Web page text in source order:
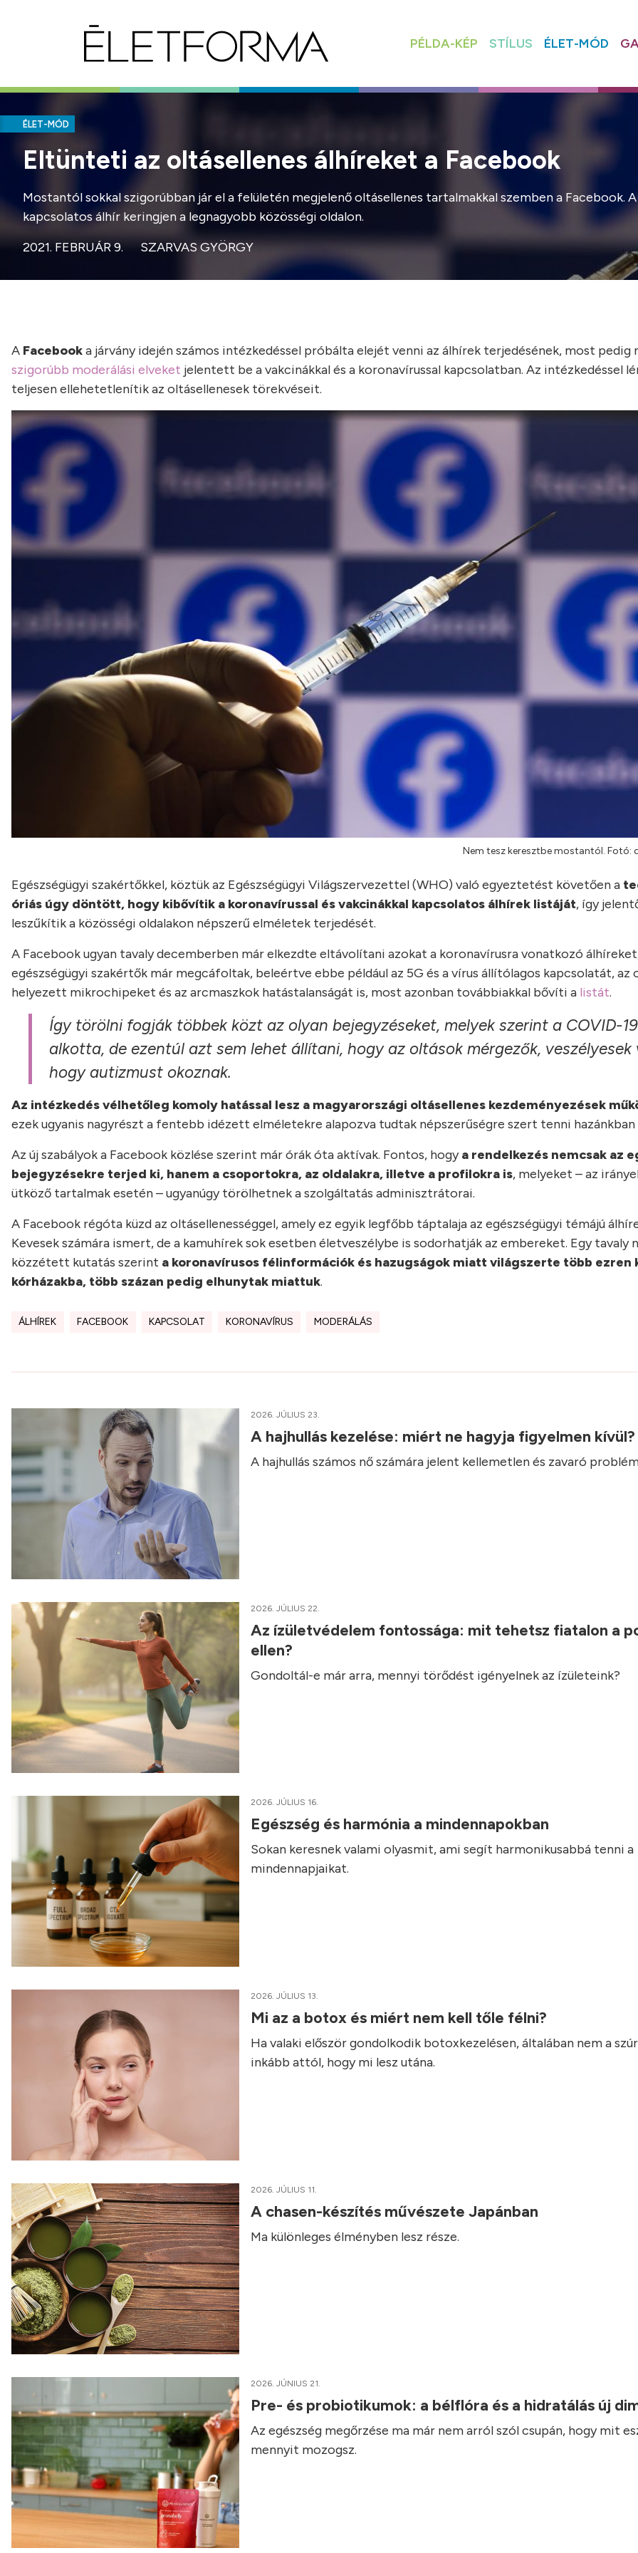
PÉLDA-KÉP STÍLUS ÉLET-MÓD
ÉLET-MÓD
Eltünteti az oltásellenes álhíreket a Facebook
Mostantól sokkal szigorúbban jár el a felületén megjelenő oltásellenes tartalmakkal szemben a Facebook.
kapcsolatos álhír keringjen a legnagyobb közösségi oldalon.
2021. FEBRUÁR 9.
SZARVAS GYÖRGY
A Facebooka járvány idején számos intézkedéssel próbálta elejét venni az álhírek terjedésének, most pedig
szigorúbb moderálási elveket jelentett be a vakcinákkal és a koronavírussal kapcsolatban. Az intézkedéssel
teljesen ellehetetlenítik az oltásellenesek törekvéseit.
Nem tesz keresztbe mostantól. Fotó:
Egészségügyi szakértőkkel, köztük az Egészségügyi Világszervezettel (WHO) való egyeztetést követően a
óriás úgy döntött, hogy kibővítik a koronavírussal és vakcinákkal kapcsolatos álhírek listáját, így
leszűkítik a közösségi oldalakon népszerű elméletek terjedését.
A Facebook ugyan tavaly decemberben már elkezdte eltávolítani azokat a koronavírusra vonatkozó
egészségügyi szakértők már megcáfoltak, beleértve ebbe például az 5G és a vírus állítólagos kapcsolatát, az
helyezett mikrochipeket és az arcmaszkok hatástalanságát is, most azonban továbbiakkal bővíti a listát.
Így törölni fogják többek közt az olyan bejegyzéseket, melyek szerint a COVID-
alkotta, de ezentúl azt sem lehet állítani, hogy az oltások mérgezők, veszélyesek
hogy autizmust okoznak.
Az intézkedés vélhetőleg komoly hatással lesz a magyarországi oltásellenes kezdeményezések
ezek ugyanis nagyrészt a fentebb idézett elméletekre alapozva tudtak népszerűségre szert tenni hazánkban
Az új szabályok a Facebook közlése szerint már órák óta aktívak. Fontos, hogya rendelkezés nemcsak az
bejegyzésekre terjed ki, hanem a csoportokra, az oldalakra, illetve a profilokra is, melyeket – az
ütköző tartalmak esetén – ugyanúgy törölhetnek a szolgáltatás adminisztrátorai.
A Facebook régóta küzd az oltásellenességgel, amely ez egyik legfőbb táptalaja az egészségügyi témájú
Kevesek számára ismert, de a kamuhírek sok esetben életveszélybe is sodorhatják az embereket. Egy tavaly
közzétett kutatás szerint a koronavírusos félinformációk és hazugságok miatt világszerte több ezren
kórházakba, több százan pedig elhunytak miattuk.
ÁLHÍREK FACEBOOK KAPCSOLAT KORONAVÍRUS MODERÁLÁS
2026. JÚLIUS 23.
A hajhullás kezelése: miért ne hagyja figyelmen kívül?
A hajhullás számos nő számára jelent kellemetlen és zavaró
2026. JÚLIUS 22.
Az ízületvédelem fontossága: mit tehetsz fiatalon a
ellen?
Gondoltál-e már arra, mennyi törődést igényelnek az ízületeink?
2026. JÚLIUS 16.
Egészség és harmónia a mindennapokban
Sokan keresnek valami olyasmit, ami segít harmonikusabbá tenni a
mindennapjaikat.
2026. JÚLIUS 13.
Mi az a botox és miért nem kell tőle félni?
Ha valaki először gondolkodik botoxkezelésen, általában nem a
inkább attól, hogy mi lesz utána.
2026. JÚLIUS 11.
A chasen-készítés művészete Japánban
Ma különleges élményben lesz része.
2026. JÚNIUS 21.
Pre- és probiotikumok: a bélflóra és a hidratálás új
Az egészség megőrzése ma már nem arról szól csupán, hogy mit
mennyit mozogsz.